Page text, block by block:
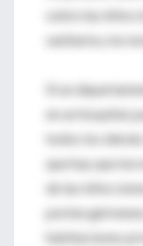
sobre las
sanitaria y la
Si un
en un hospital,
todos los
que hay que
de las
porten
habitaciones